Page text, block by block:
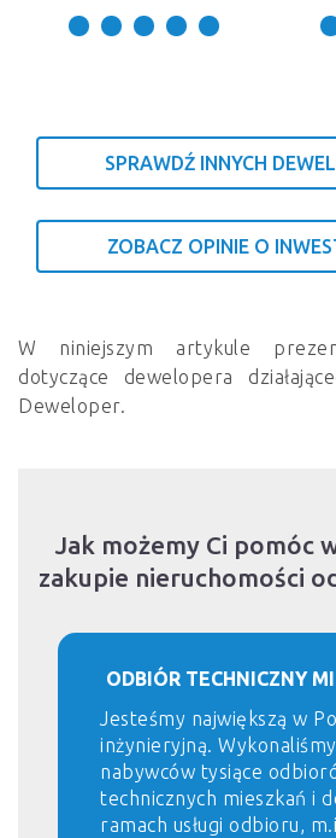
SPRAWDŹ INNYCH
ZOBACZ OPINIE O
W niniejszym artykule
dotyczące dewelopera
Deweloper.
Jak możemy Ci pomóc
zakupie nieruchomości
ODBIÓR TECHNICZNY
Jesteśmy największą w
inżynieryjną.
nabywców tysiące
technicznych mieszkań i
ramach usługi odbioru,